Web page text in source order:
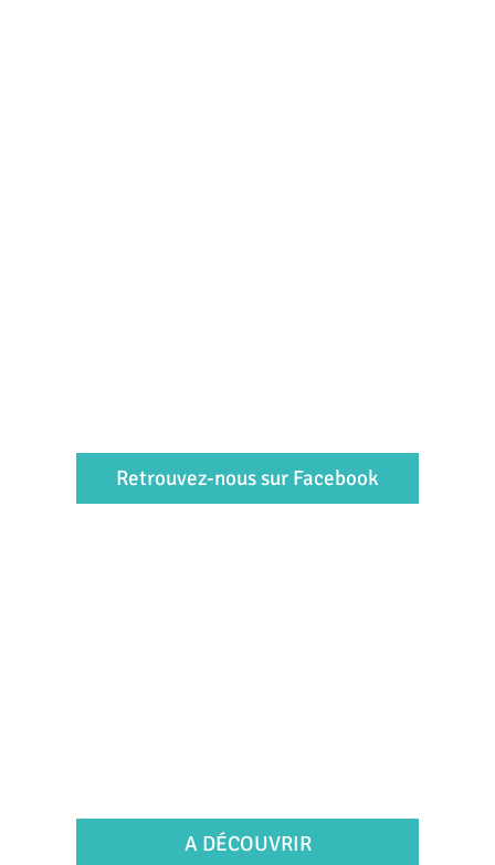
Retrouvez-nous sur Facebook
A DÉCOUVRIR